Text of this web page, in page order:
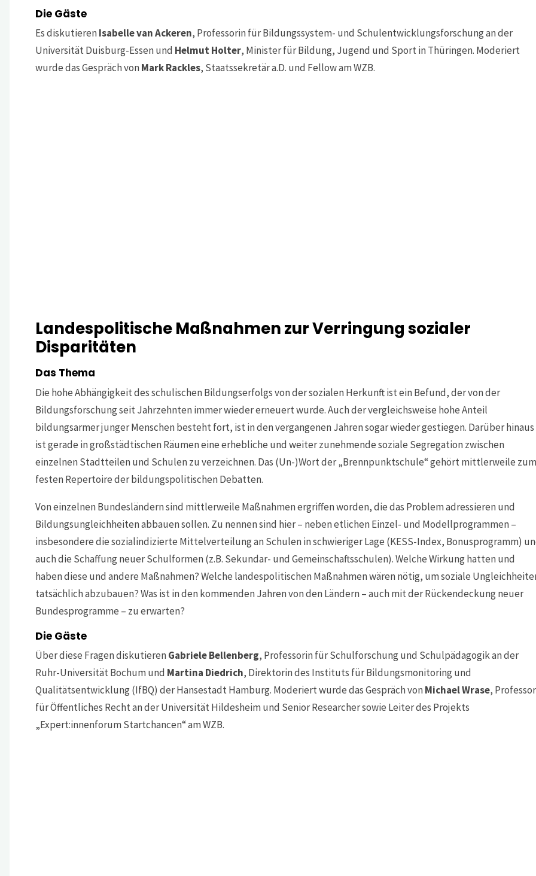
Die Gäste
Es diskutierenIsabelle van Ackeren, Professorin für Bildungssystem- und Schulentwicklungsforschung an der
Universität Duisburg-Essen und Helmut Holter, Minister für Bildung, Jugend und Sport in Thüringen. Moderiert
wurde das Gespräch vonMark Rackles, Staatssekretär a.D. und Fellow am WZB.
Landespolitische Maßnahmen zur Verringung sozialer
Disparitäten
Das Thema
Die hohe Abhängigkeit des schulischen Bildungserfolgs von der sozialen Herkunft ist ein Befund, der von der
Bildungsforschung seit Jahrzehnten immer wieder erneuert wurde. Auch der vergleichsweise hohe Anteil
bildungsarmer junger Menschen besteht fort, ist in den vergangenen Jahren sogar wieder gestiegen. Darüber hinaus
ist gerade in großstädtischen Räumen eine erhebliche und weiter zunehmende soziale Segregation zwischen
einzelnen Stadtteilen und Schulen zu verzeichnen. Das (Un-)Wort der „Brennpunktschule“ gehört mittlerweile zum
festen Repertoire der bildungspolitischen Debatten.
Von einzelnen Bundesländern sind mittlerweile Maßnahmen ergriffen worden, die das Problem adressieren und
Bildungsungleichheiten abbauen sollen. Zu nennen sind hier – neben etlichen Einzel- und Modellprogrammen –
insbesondere die sozialindizierte Mittelverteilung an Schulen in schwieriger Lage (KESS-Index, Bonusprogramm)
auch die Schaffung neuer Schulformen (z.B. Sekundar- und Gemeinschaftsschulen). Welche Wirkung hatten und
haben diese und andere Maßnahmen? Welche landespolitischen Maßnahmen wären nötig, um soziale
tatsächlich abzubauen? Was ist in den kommenden Jahren von den Ländern – auch mit der Rückendeckung neuer
Bundesprogramme – zu erwarten?
Die Gäste
Über diese Fragen diskutierenGabriele Bellenberg, Professorin für Schulforschung und Schulpädagogik an der
Ruhr-Universität Bochum und Martina Diedrich, Direktorin des Instituts für Bildungsmonitoring und
Qualitätsentwicklung (IfBQ) der Hansestadt Hamburg. Moderiert wurde das Gespräch vonMichael Wrase, Professor
für Öffentliches Recht an der Universität Hildesheim und Senior Researcher sowie Leiter des Projekts
„Expert:innenforum Startchancen“ am WZB.